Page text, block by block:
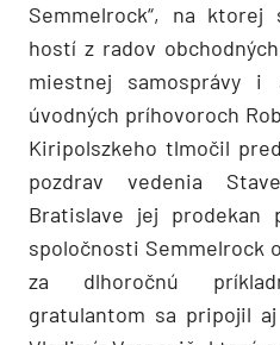
Semmelrock“, na ktorej
hostí z radov
miestnej samosprávy i
úvodných príhovoroch
Kiripolszkeho tlmočil
pozdrav vedenia
Bratislave jej prodekan
spoločnosti Semmelrock
za dlhoročnú
gratulantom sa pripojil